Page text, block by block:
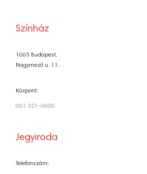
Színház
1065 Budapest,
Nagymező u. 11.
Központ:
061 321-0600
Jegyiroda
Telefonszám: